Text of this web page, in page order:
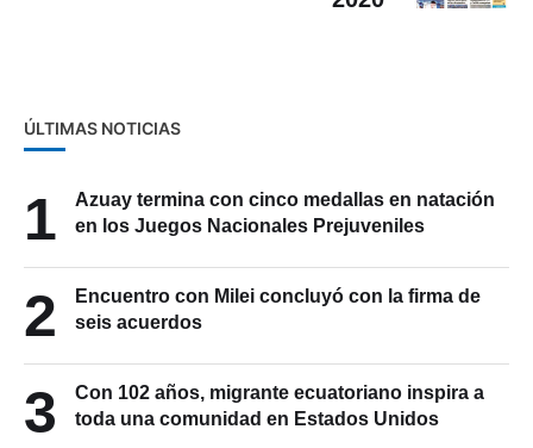
ÚLTIMAS NOTICIAS
1
Azuay termina con cinco medallas en natación
en los Juegos Nacionales Prejuveniles
2
Encuentro con Milei concluyó con la firma de
seis acuerdos
3
Con 102 años, migrante ecuatoriano inspira a
toda una comunidad en Estados Unidos